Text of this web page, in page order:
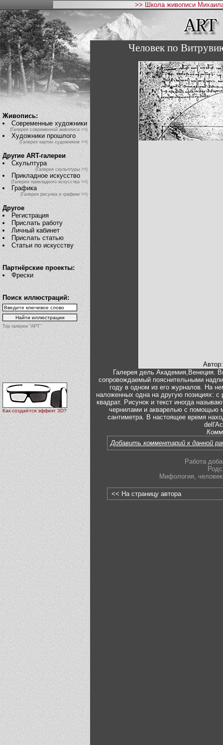
>> Школа живописи
Живопись:
Современные художники
(Галерея современной живописи >>)
Художники прошлого
(Галерея картин художников >>)
Другие ART-галереи
Скульптура
(Галерея скульптуры >>)
Прикладное искусство
(Галерея прикладного искусства >>)
Графика
(Галерея рисунка и графики >>)
Другое
Регистрация
Прислать работу
Личный кабинет
Прислать статью
Статьи по искусству
Партнёрские проекты:
Фрески
Поиск иллюстраций:
Top галереи "АРТ"
Как создаётся эффект 3D?
Человек по
Галерея дель Академия,Венеция.
сопровождаемый пояснительными
году в одном из его журналов. На
наложенных одна на другую позициях:
квадрат. Рисунок и текст иногда
чернилами и акварелью с помощью
сантиметра. В настоящее время
Добавить комментарий к данной
Работа
Мифология, человек
<< На страницу автора